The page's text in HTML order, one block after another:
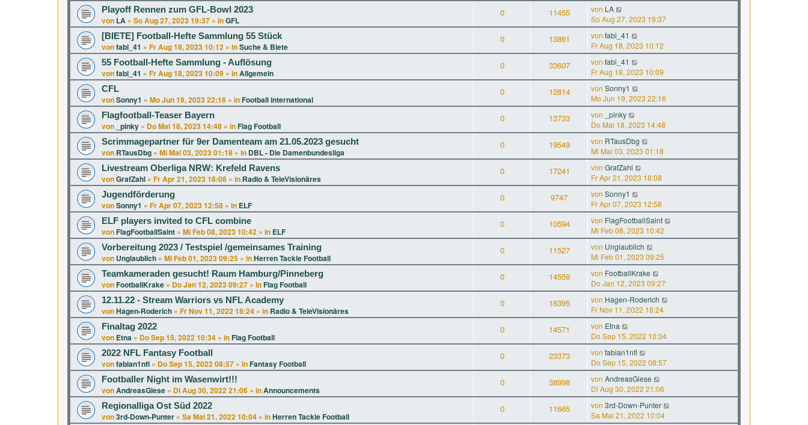
Playoff Rennen zum GFL-Bowl 2023
von LA » So Aug 27, 2023 19:37 » inGFL
0 11455 von LA
So Aug 27, 2023 19:37
[BIETE] Football-Hefte Sammlung 55 Stück
vonfabi_41 » Fr Aug 18, 2023 10:12 » inSuche & Biete
0 13861 von fabi_41
Fr Aug 18, 2023 10:12
55 Football-Hefte Sammlung - Auflösung
vonfabi_41 » Fr Aug 18, 2023 10:09 » inAllgemein
0 33607 von fabi_41
Fr Aug 18, 2023 10:09
CFL
vonSonny1 » Mo Jun 19, 2023 22:16 » in Football international
0 12814 von Sonny1
Mo Jun 19, 2023 22:16
Flagfootball-Teaser Bayern
von _pinky » Do Mai 18, 2023 14:48 » in Flag Football
0 13733 von
_pinky
Do Mai 18, 2023 14:48
Scrimmagepartner für 9er Damenteam am 21.05.2023 gesucht
von RTausDbg » Mi Mai 03, 2023 01:18 » in DBL - Die Damenbundesliga
0 19549 von RTausDbg
Mi Mai 03, 2023 01:18
Livestream Oberliga NRW: Krefeld Ravens
vonGrafZahl » Fr Apr 21, 2023 18:08 » in Radio & TeleVisionäres
0 17241 von GrafZahl
Fr Apr 21, 2023 18:08
Jugendförderung
vonSonny1 » Fr Apr 07, 2023 12:58 » in ELF
0 9747 von Sonny1
Fr Apr 07, 2023 12:58
ELF players invited to CFL combine
von FlagFootballSaint » Mi Feb 08, 2023 10:42 » in ELF
0 10594 von FlagFootballSaint
Mi Feb 08, 2023 10:42
Vorbereitung 2023 / Testspiel /gemeinsames Training
von Unglaublich » Mi Feb 01, 2023 09:25 » inHerren Tackle Football
0 11527 von Unglaublich
Mi Feb 01, 2023 09:25
Teamkameraden gesucht! Raum Hamburg/Pinneberg
von FootballKrake » Do Jan 12, 2023 09:27 » in Flag Football
0 14559 von FootballKrake
Do Jan 12, 2023 09:27
12.11.22 - Stream Warriors vs NFL Academy
vonHagen-Roderich » Fr Nov 11, 2022 18:24 » in Radio & TeleVisionäres
0 16395 von Hagen-Roderich
Fr Nov 11, 2022 18:24
Finaltag 2022
von Etna » Do Sep 15, 2022 10:34 » in Flag Football
0 14571 von Etna
Do Sep 15, 2022 10:34
2022 NFL Fantasy Football
vonfabian1nfl » Do Sep 15, 2022 08:57 » in Fantasy Football
0 23373 von fabian1nfl
Do Sep 15, 2022 08:57
Footballer Night im Wasenwirt!!!
vonAndreasGiese » Di Aug 30, 2022 21:06 » inAnnouncements
0 38998 von AndreasGiese
Di Aug 30, 2022 21:06
Regionalliga Ost Süd 2022
von3rd-Down-Punter » Sa Mai 21, 2022 10:04 » inHerren Tackle Football
0 11665 von 3rd-Down-Punter
Sa Mai 21, 2022 10:04